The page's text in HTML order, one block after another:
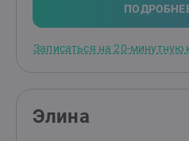
гештальт-терапии,
трансперсональный
личной терапии и прохожу
Записаться на 20-минутную
Элина